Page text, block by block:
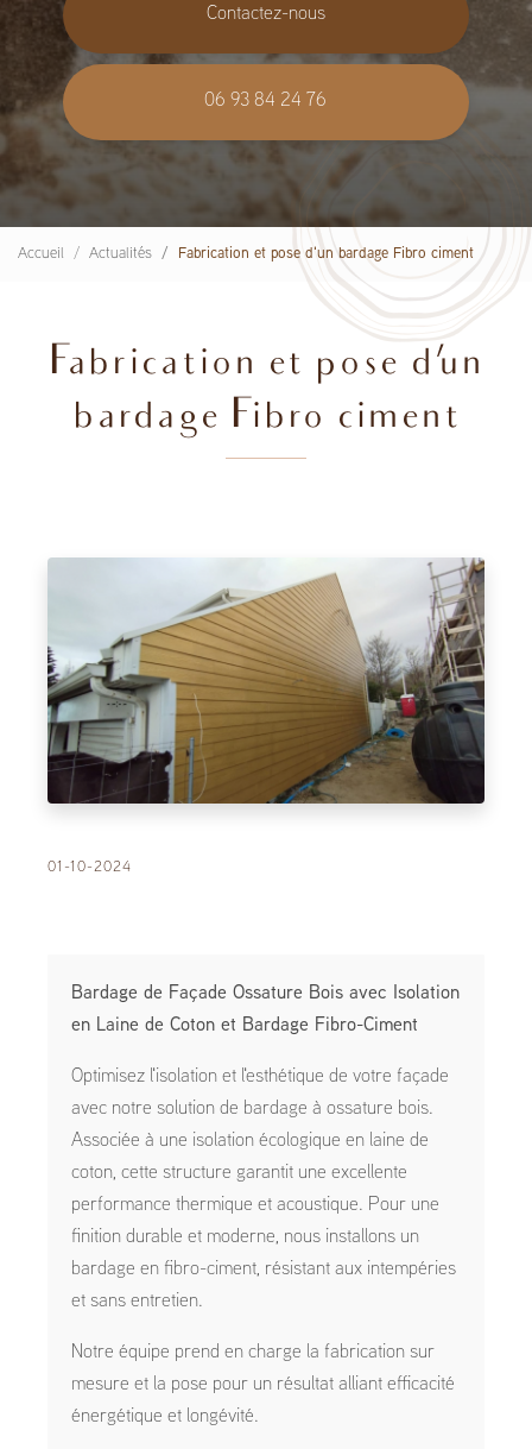
Contactez-nous
06 93 84 24 76
Accueil Actualités Fabrication et pose d'un bardage Fibro ciment
Fabrication et pose d'un
bardage Fibro ciment
01-10-2024
Bardage de Façade Ossature Bois avec Isolation
en Laine de Coton et Bardage Fibro-Ciment
Optimisez l'isolation et l'esthétique de votre façade
avec notre solution de bardage à ossature bois.
Associée à une isolation écologique en laine de
coton, cette structure garantit une excellente
performance thermique et acoustique. Pour une
finition durable et moderne, nous installons un
bardage en fibro-ciment, résistant aux intempéries
et sans entretien.
Notre équipe prend en charge la fabrication sur
mesure et la pose pour un résultat alliant efficacité
énergétique et longévité.